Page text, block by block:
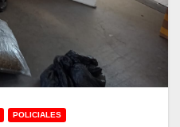
POLICIALES